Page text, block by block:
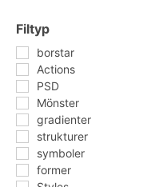
Filtyp
borstar
Actions
PSD
Mönster
gradienter
strukturer
symboler
former